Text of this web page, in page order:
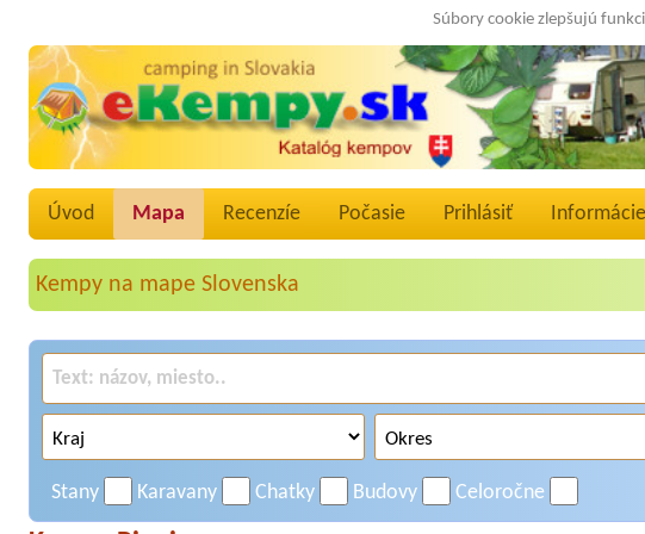
Súbory cookie zlepšujú
Úvod Mapa Recenzíe Počasie Prihlásiť Informácie
Kempy na mape Slovenska
Stany Karavany Chatky Budovy Celoročne